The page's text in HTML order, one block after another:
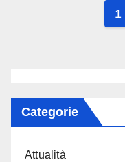
1
Categorie
Attualità